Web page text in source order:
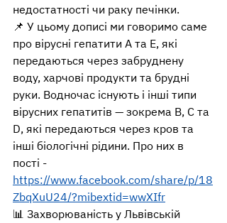
недостатності чи раку печінки.
📌 У цьому дописі ми говоримо саме
про вірусні гепатити A та E, які
передаються через забруднену
воду, харчові продукти та брудні
руки. Водночас існують і інші типи
вірусних гепатитів — зокрема B, C та
D, які передаються через кров та
інші біологічні рідини. Про них в
пості -
https://www.facebook.com/share/p/18
ZbqXuU24/?mibextid=wwXIfr
📊 Захворюваність у Львівській